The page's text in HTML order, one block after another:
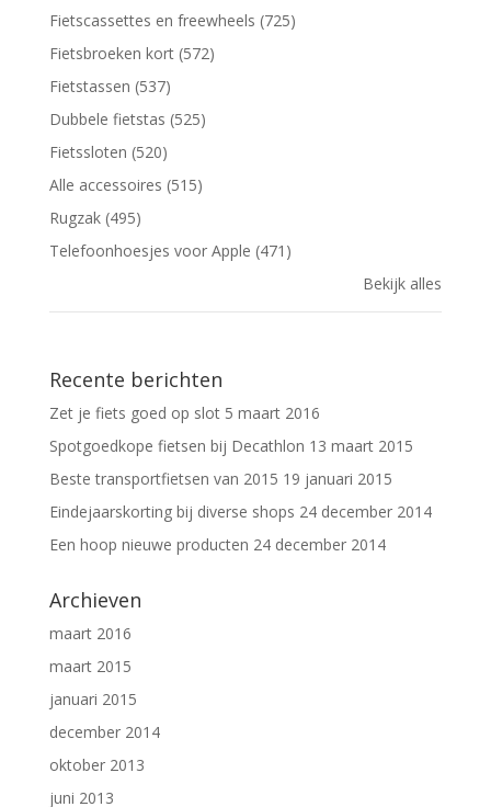
Fietscassettes en freewheels (725)
Fietsbroeken kort (572)
Fietstassen (537)
Dubbele fietstas (525)
Fietssloten (520)
Alle accessoires (515)
Rugzak (495)
Telefoonhoesjes voor Apple (471)
Bekijk alles
Recente berichten
Zet je fiets goed op slot 5 maart 2016
Spotgoedkope fietsen bij Decathlon 13 maart 2015
Beste transportfietsen van 2015 19 januari 2015
Eindejaarskorting bij diverse shops 24 december 2014
Een hoop nieuwe producten 24 december 2014
Archieven
maart 2016
maart 2015
januari 2015
december 2014
oktober 2013
juni 2013